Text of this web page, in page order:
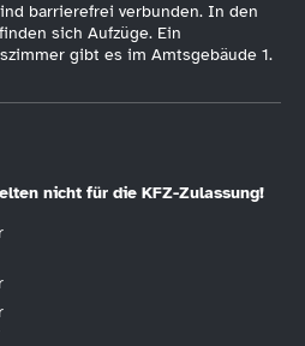
barrierefrei verbunden. In den
sich Aufzüge. Ein
gibt es im Amtsgebäude 1.
nicht für die KFZ-Zulassung!